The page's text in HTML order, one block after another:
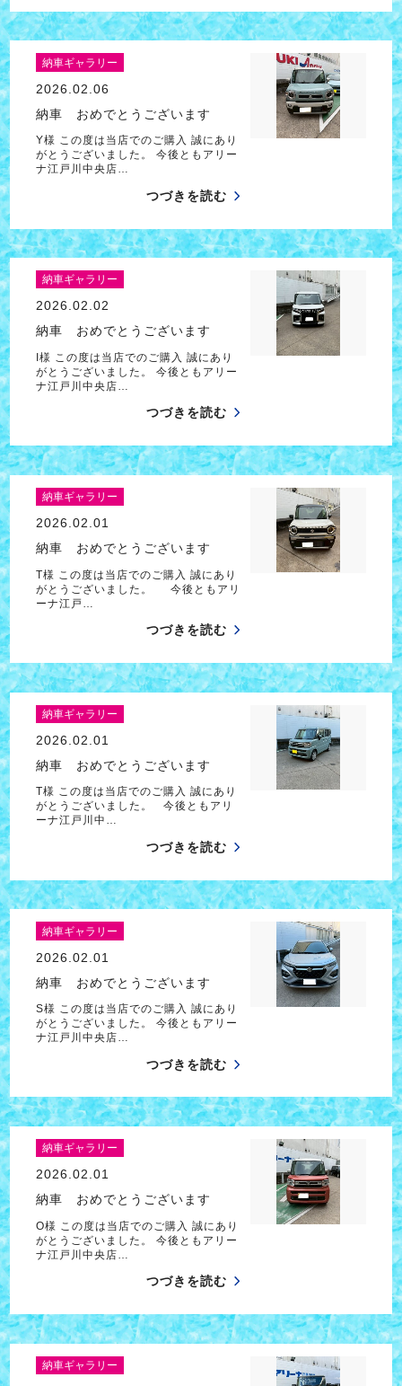
納車ギャラリー
2026.02.06
納車 おめでとうございます
Y様 この度は当店でのご購入 誠にあり
がとうございました。 今後ともアリー
ナ江戸川中央店…
つづきを読む
納車ギャラリー
2026.02.02
納車 おめでとうございます
I様 この度は当店でのご購入 誠にあり
がとうございました。 今後ともアリー
ナ江戸川中央店…
つづきを読む
納車ギャラリー
2026.02.01
納車 おめでとうございます
T様 この度は当店でのご購入 誠にあり
がとうございました。 今後ともアリ
ーナ江戸…
つづきを読む
納車ギャラリー
2026.02.01
納車 おめでとうございます
T様 この度は当店でのご購入 誠にあり
がとうございました。 今後ともアリ
ーナ江戸川中…
つづきを読む
納車ギャラリー
2026.02.01
納車 おめでとうございます
S様 この度は当店でのご購入 誠にあり
がとうございました。 今後ともアリー
ナ江戸川中央店…
つづきを読む
納車ギャラリー
2026.02.01
納車 おめでとうございます
O様 この度は当店でのご購入 誠にあり
がとうございました。 今後ともアリー
ナ江戸川中央店…
つづきを読む
納車ギャラリー